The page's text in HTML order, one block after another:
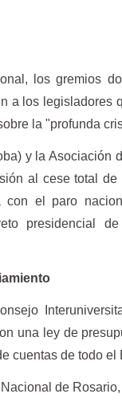
los gremios
a los legisladores
la "profunda
y la Asociación
al cese total
el paro
presidencial
una ley de
cuentas de todo el
de